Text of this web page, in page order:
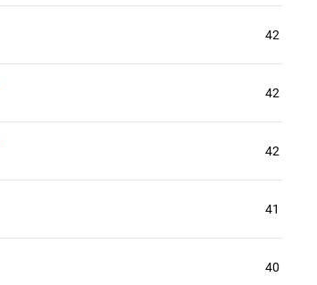
42
42
42
41
40